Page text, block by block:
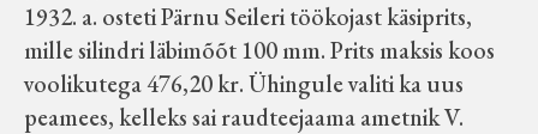
1932. a. osteti Pärnu Seileri töökojast käsiprits,
mille silindri läbimõõt 100 mm. Prits maksis koos
voolikutega 476,20 kr. Ühingule valiti ka uus
peamees, kelleks sai raudteejaama ametnik V.